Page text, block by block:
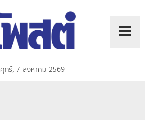
ศุกร์, 7 สิงหาคม 2569